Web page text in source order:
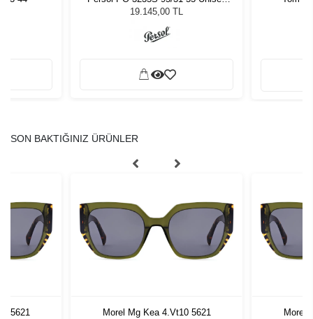
Güneş Gözlüğü
19.145,00 TL
SON BAKTIĞINIZ ÜRÜNLER
5621
Morel Mg Kea 4.Vt10 5621
Morel